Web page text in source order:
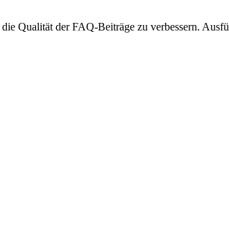
Qualität der FAQ-Beiträge zu verbessern.